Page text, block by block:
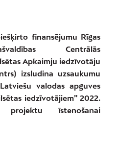
finansējumu Rīgas
Centrālās
Apkaimju iedzīvotāju
izsludina uzsaukumu
valodas apguves
iedzīvotājiem” 2022.
īstenošanai